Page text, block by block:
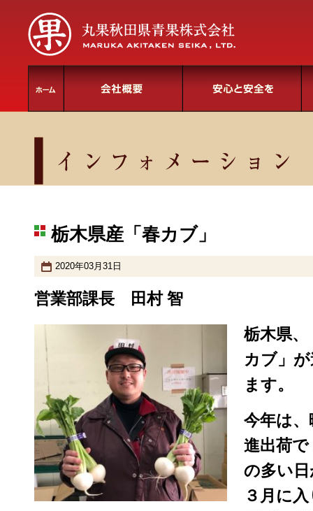
栃木県産「春カブ」
2020年03月31日
営業部課長 田村 智
栃木県
カブ」
ます。
今年は
進出荷
の多い
３月に